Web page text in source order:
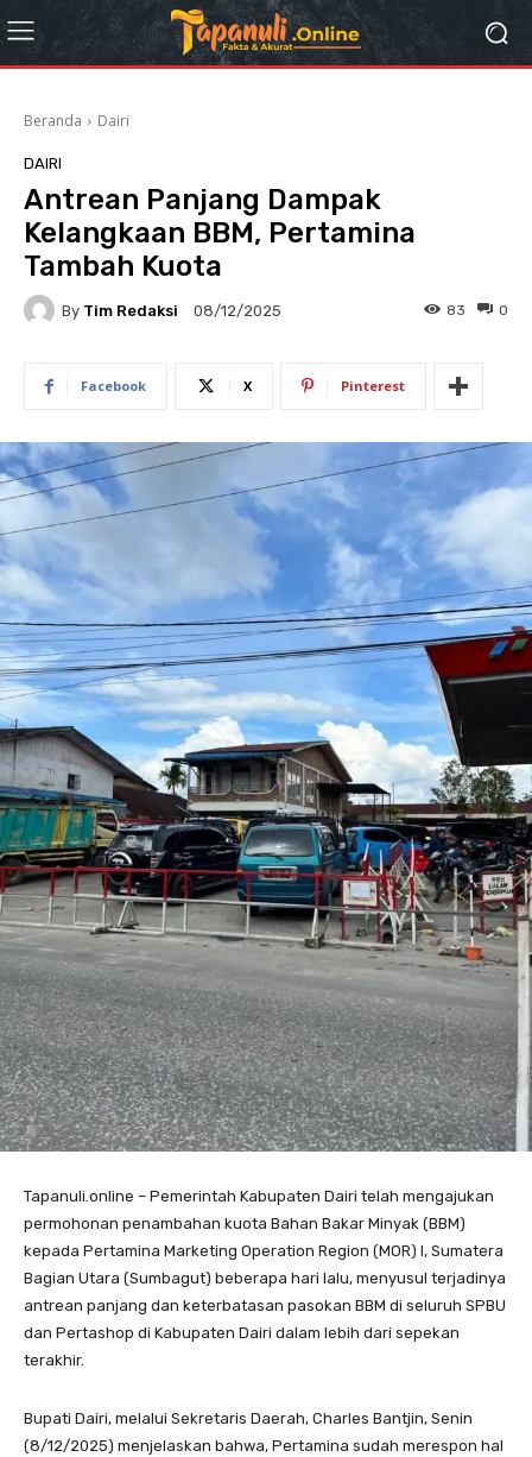
Beranda Dairi
DAIRI
Antrean Panjang Dampak
Kelangkaan BBM, Pertamina
Tambah Kuota
By Tim Redaksi 08/12/2025 0
83
Facebook X Pinterest
Tapanuli.online – Pemerintah Kabupaten Dairi telah mengajukan
permohonan penambahan kuota Bahan Bakar Minyak (BBM)
kepada Pertamina Marketing Operation Region (MOR) I, Sumatera
Bagian Utara (Sumbagut) beberapa hari lalu, menyusul terjadinya
antrean panjang dan keterbatasan pasokan BBM di seluruh SPBU
dan Pertashop di Kabupaten Dairi dalam lebih dari sepekan
terakhir.
Bupati Dairi, melalui Sekretaris Daerah, Charles Bantjin, Senin
(8/12/2025) menjelaskan bahwa, Pertamina sudah merespon hal